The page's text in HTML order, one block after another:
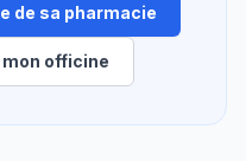
de sa pharmacie
officine